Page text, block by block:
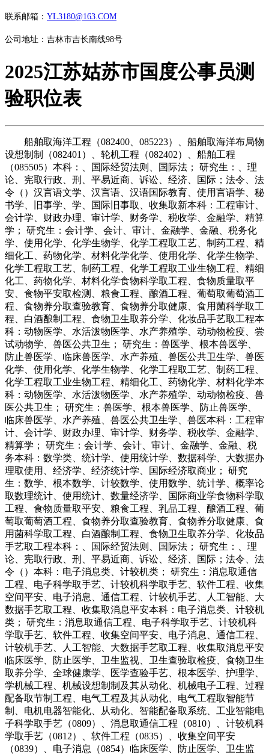
联系邮箱： YL3180@163.COM
公司地址：吉林市吉长南线98号
2025江苏姑苏市国度公事员测
验职位表
船舶取海洋工程（082400、085223）、船舶取海洋布局物
设想制制（082401）、轮机工程（082402）、船舶工程
（085505）本科：、国际经贸法则、国际法； 研究生：、理
论、宪取行政、刑、平易近商、诉讼、经济、国际；法令、法
令（）汉言语文学、汉言语、汉语国际教育、使用言语学、秘
书学、旧事学、学、国际旧事取、收集取新本科：工程审计、
会计学、财政办理、审计学、财务学、税收学、金融学、精算
学； 研究生：会计学、会计、审计、金融学、金融、税务化
学、使用化学、化学生物学、化学工程取工艺、制药工程、精
细化工、药物化学、材料化学化学、使用化学、化学生物学、
化学工程取工艺、制药工程、化学工程取工业生物工程、精细
化工、药物化学、材料化学食物科学取工程、食物质量取平
安、食物平安取检测、粮食工程、酿酒工程、葡萄取葡萄酒工
程、食物养分取查验教育、食物养分取健康、食用菌科学取工
程、白酒酿制工程、食物卫生取养分学、化妆品手艺取工程本
科：动物医学、水活泼物医学、水产养殖学、动动物检疫、尝
试动物学、兽医公共卫生； 研究生：兽医学、根本兽医学、
防止兽医学、临床兽医学、水产养殖、兽医公共卫生学、兽医
化学、使用化学、化学生物学、化学工程取工艺、制药工程、
化学工程取工业生物工程、精细化工、药物化学、材料化学本
科：动物医学、水活泼物医学、水产养殖学、动动物检疫、兽
医公共卫生； 研究生：兽医学、根本兽医学、防止兽医学、
临床兽医学、水产养殖、兽医公共卫生学、兽医本科：工程审
计、会计学、财政办理、审计学、财务学、税收学、金融学、
精算学； 研究生：会计学、会计、审计、金融学、金融、税
务本科：数学类、统计学、使用统计学、数据科学、大数据办
理取使用、经济学、经济统计学、国际经济取商业； 研究
生：数学、根本数学、计较数学、使用数学、统计学、概率论
取数理统计、使用统计、数量经济学、国际商业学食物科学取
工程、食物质量取平安、粮食工程、乳品工程、酿酒工程、葡
萄取葡萄酒工程、食物养分取查验教育、食物养分取健康、食
用菌科学取工程、白酒酿制工程、食物卫生取养分学、化妆品
手艺取工程本科：、国际经贸法则、国际法； 研究生：、理
论、宪取行政、刑、平易近商、诉讼、经济、国际；法令、法
令（）本科：电子消息类、计较机类； 研究生：消息取通信
工程、电子科学取手艺、计较机科学取手艺、软件工程、收集
空间平安、电子消息、通信工程、计较机手艺、人工智能、大
数据手艺取工程、收集取消息平安本科：电子消息类、计较机
类； 研究生：消息取通信工程、电子科学取手艺、计较机科
学取手艺、软件工程、收集空间平安、电子消息、通信工程、
计较机手艺、人工智能、大数据手艺取工程、收集取消息平安
临床医学、防止医学、卫生监视、卫生查验取检疫、食物卫生
取养分学、全球健康学、医学查验手艺、根本医学、护理学、
学机械工程、机械设想制制及其从动化、机械电子工程、过程
配备取节制工程、电气工程及其从动化、电气工程取智能节
制、电机电器智能化、从动化、智能配备取系统、工业智能电
子科学取手艺（0809）、消息取通信工程（0810）、计较机科
学取手艺（0812）、软件工程（0835）、收集空间平安
（0839）、电子消息（0854）临床医学、防止医学、卫生监